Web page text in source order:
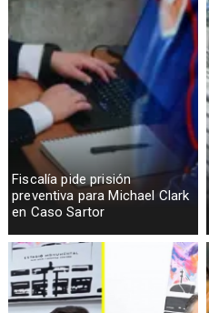
Fiscalía pide prisión
preventiva para Michael Clark
en Caso Sartor